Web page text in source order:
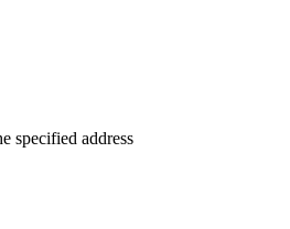
specified address